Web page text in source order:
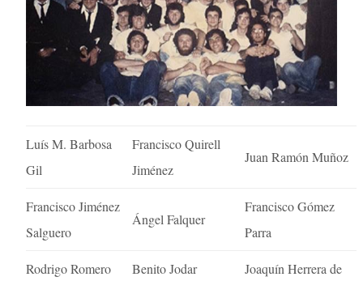
Luís M. Barbosa
Gil
Francisco Quirell
Jiménez
Juan Ramón Muñoz
Francisco Jiménez
Salguero
Ángel Falquer
Francisco Gómez
Parra
Rodrigo Romero
Benito Jodar
Joaquín Herrera de